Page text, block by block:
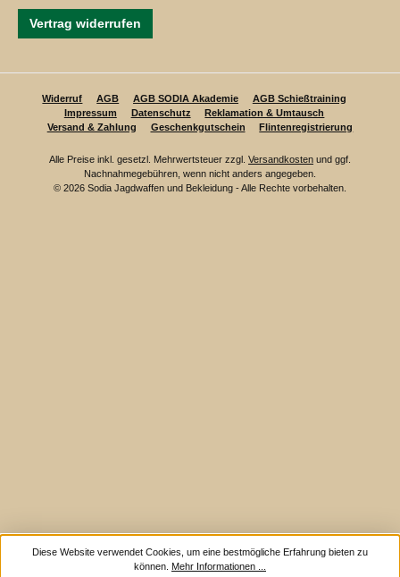
Vertrag widerrufen
Widerruf AGB AGB SODIA Akademie
AGB Schießtraining
Impressum
Datenschutz
Reklamation & Umtausch
Versand & Zahlung
Geschenkgutschein Flintenregistrierung
Alle Preise inkl. gesetzl. Mehrwertsteuer zzgl. Versandkosten und ggf.
Nachnahmegebühren, wenn nicht anders angegeben.
© 2026 Sodia Jagdwaffen und Bekleidung - Alle Rechte vorbehalten.
Diese Website verwendet Cookies, um eine bestmögliche Erfahrung bieten zu
können. Mehr Informationen ...